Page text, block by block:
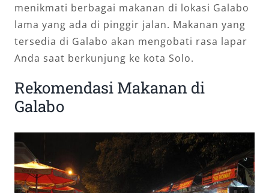
menikmati berbagai makanan di lokasi Galabo
lama yang ada di pinggir jalan. Makanan yang
tersedia di Galabo akan mengobati rasa lapar
Anda saat berkunjung ke kota Solo.
Rekomendasi Makanan di
Galabo